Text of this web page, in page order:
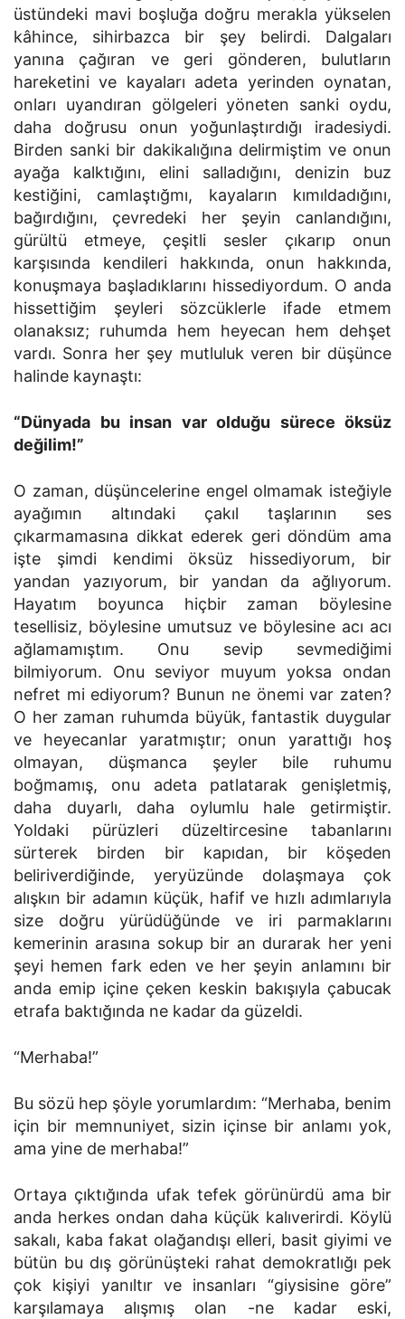
üstündeki mavi boşluğa doğru merakla yükselen
kâhince, sihirbazca bir şey belirdi. Dalgaları
yanına çağıran ve geri gönderen, bulutların
hareketini ve kayaları adeta yerinden oynatan,
onları uyandıran gölgeleri yöneten sanki oydu,
daha doğrusu onun yoğunlaştırdığı iradesiydi.
Birden sanki bir dakikalığına delirmiştim ve onun
ayağa kalktığını, elini salladığını, denizin buz
kestiğini, camlaştığmı, kayaların kımıldadığını,
bağırdığını, çevredeki her şeyin canlandığını,
gürültü etmeye, çeşitli sesler çıkarıp onun
karşısında kendileri hakkında, onun hakkında,
konuşmaya başladıklarını hissediyordum. O anda
hissettiğim şeyleri sözcüklerle ifade etmem
olanaksız; ruhumda hem heyecan hem dehşet
vardı. Sonra her şey mutluluk veren bir düşünce
halinde kaynaştı:
“Dünyada bu insan var olduğu sürece öksüz
değilim!”
O zaman, düşüncelerine engel olmamak isteğiyle
ayağımın altındaki çakıl taşlarının ses
çıkarmamasına dikkat ederek geri döndüm ama
işte şimdi kendimi öksüz hissediyorum, bir
yandan yazıyorum, bir yandan da ağlıyorum.
Hayatım boyunca hiçbir zaman böylesine
tesellisiz, böylesine umutsuz ve böylesine acı acı
ağlamamıştım. Onu sevip sevmediğimi
bilmiyorum. Onu seviyor muyum yoksa ondan
nefret mi ediyorum? Bunun ne önemi var zaten?
O her zaman ruhumda büyük, fantastik duygular
ve heyecanlar yaratmıştır; onun yarattığı hoş
olmayan, düşmanca şeyler bile ruhumu
boğmamış, onu adeta patlatarak genişletmiş,
daha duyarlı, daha oylumlu hale getirmiştir.
Yoldaki pürüzleri düzeltircesine tabanlarını
sürterek birden bir kapıdan, bir köşeden
beliriverdiğinde, yeryüzünde dolaşmaya çok
alışkın bir adamın küçük, hafif ve hızlı adımlarıyla
size doğru yürüdüğünde ve iri parmaklarını
kemerinin arasına sokup bir an durarak her yeni
şeyi hemen fark eden ve her şeyin anlamını bir
anda emip içine çeken keskin bakışıyla çabucak
etrafa baktığında ne kadar da güzeldi.
“Merhaba!”
Bu sözü hep şöyle yorumlardım: “Merhaba, benim
için bir memnuniyet, sizin içinse bir anlamı yok,
ama yine de merhaba!”
Ortaya çıktığında ufak tefek görünürdü ama bir
anda herkes ondan daha küçük kalıverirdi. Köylü
sakalı, kaba fakat olağandışı elleri, basit giyimi ve
bütün bu dış görünüşteki rahat demokratlığı pek
çok kişiyi yanıltır ve insanları “giysisine göre”
karşılamaya alışmış olan -ne kadar eski,